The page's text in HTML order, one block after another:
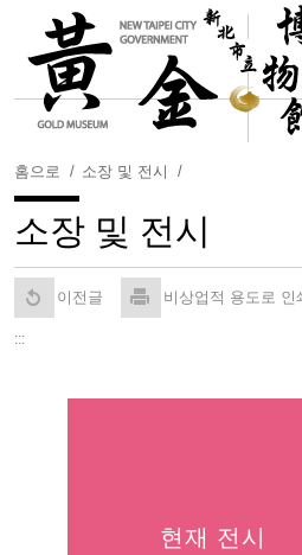
홈으로 소장 및 전시
소장 및 전시
이전글 비상업적 용도로 인
:::
현재 전시